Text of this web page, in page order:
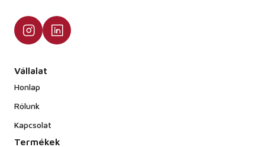
Vállalat
Honlap
Rólunk
Kapcsolat
Termékek